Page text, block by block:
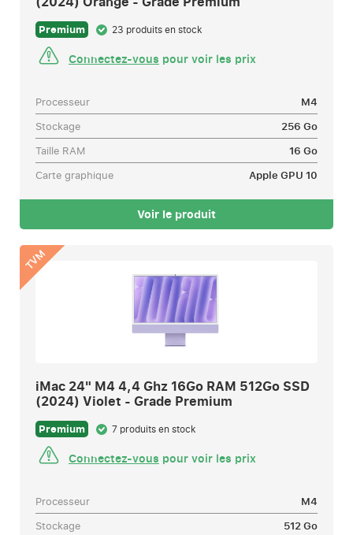
Premium 23 produits en stock
Connectez-vous pour voir les prix
Processeur
M4
Stockage
256 Go
Taille RAM
16 Go
Carte graphique
Apple GPU 10
Voir le produit
TVM
iMac 24" M4 4,4 Ghz 16Go RAM 512Go SSD
(2024) Violet - Grade Premium
Premium 7 produits en stock
Connectez-vous pour voir les prix
Processeur
M4
Stockage
512 Go